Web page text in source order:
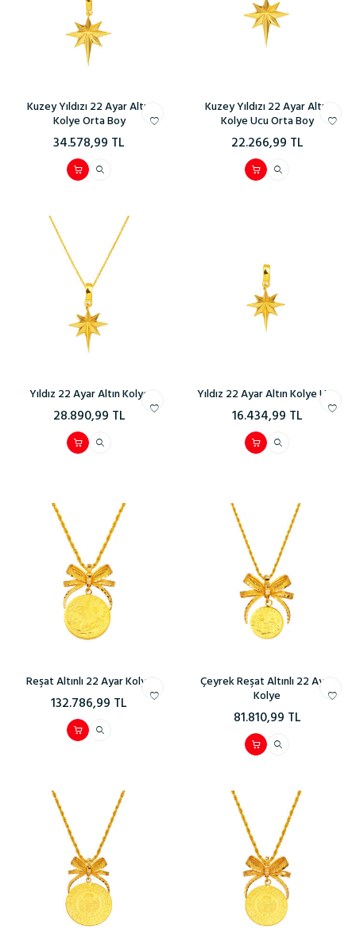
Kuzey Yıldızı 22 Ayar Altın
Kolye Orta Boy
34.578,99 TL
Kuzey Yıldızı 22 Ayar Altın
Kolye Ucu Orta Boy
22.266,99 TL
Yıldız 22 Ayar Altın Kolye
28.890,99 TL
Yıldız 22 Ayar Altın Kolye Ucu
16.434,99 TL
Reşat Altınlı 22 Ayar Kolye
132.786,99 TL
Çeyrek Reşat Altınlı 22 Ayar
Kolye
81.810,99 TL